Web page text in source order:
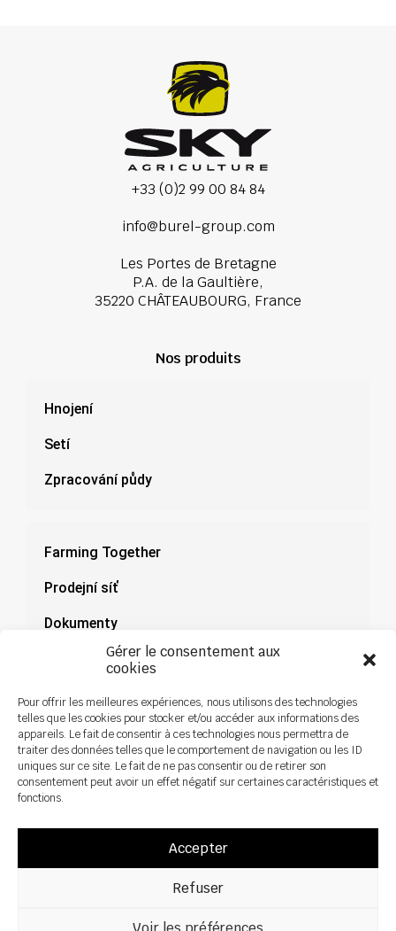
Gérer le consentement aux
cookies
Pour offrir les meilleures expériences, nous utilisons des technologies
telles que les cookies pour stocker et/ou accéder aux informations des
appareils. Le fait de consentir à ces technologies nous permettra de
traiter des données telles que le comportement de navigation ou les ID
uniques sur ce site. Le fait de ne pas consentir ou de retirer son
consentement peut avoir un effet négatif sur certaines caractéristiques et
fonctions.
Accepter
Refuser
Voir les préférences
+33 (0)2 99 00 84 84
info@burel-group.com
Les Portes de Bretagne
P.A. de la Gaultière,
35220 CHÂTEAUBOURG, France
Nos produits
Hnojení
Setí
Zpracování půdy
Farming Together
Prodejní síť
Dokumenty
Zásady ochrany osobních údajů